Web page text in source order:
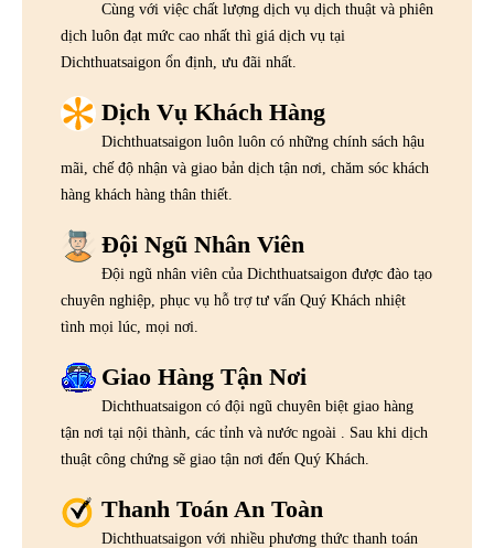
Cùng với việc chất lượng dịch vụ dịch thuật và phiên
dịch luôn đạt mức cao nhất thì giá dịch vụ tại
Dichthuatsaigon ổn định, ưu đãi nhất.
Dịch Vụ Khách Hàng
Dichthuatsaigon luôn luôn có những chính sách hậu
mãi, chế độ nhận và giao bản dịch tận nơi, chăm sóc khách
hàng khách hàng thân thiết.
Đội Ngũ Nhân Viên
Đội ngũ nhân viên của Dichthuatsaigon được đào tạo
chuyên nghiệp, phục vụ hỗ trợ tư vấn Quý Khách nhiệt
tình mọi lúc, mọi nơi.
Giao Hàng Tận Nơi
Dichthuatsaigon có đội ngũ chuyên biệt giao hàng
tận nơi tại nội thành, các tỉnh và nước ngoài . Sau khi dịch
thuật công chứng sẽ giao tận nơi đến Quý Khách.
Thanh Toán An Toàn
Dichthuatsaigon với nhiều phương thức thanh toán